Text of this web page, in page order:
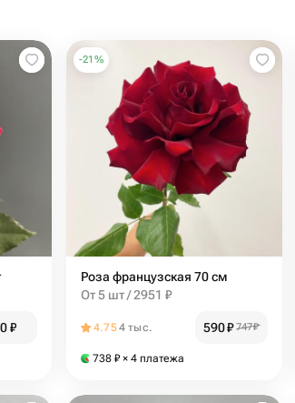
₽
-21 %
Роза французская 70 см
От 5 шт / 2951 ₽
4.754 тыс. 590₽ 747₽
738 ₽ × 4 платежа